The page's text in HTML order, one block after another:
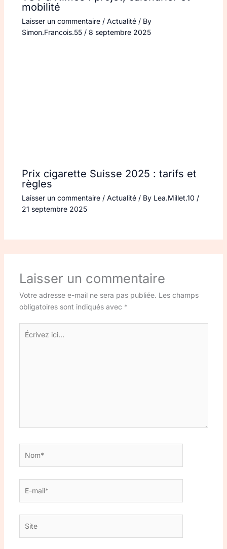
mobilité
Laisser un commentaire / Actualité/ By
Simon.Francois.55 / 8 septembre 2025
Prix cigarette Suisse 2025 : tarifs et
règles
Laisser un commentaire / Actualité/ By Lea.Millet.10 /
21 septembre 2025
Laisser un commentaire
Votre adresse e-mail ne sera pas publiée. Les champs
obligatoires sont indiqués avec *
Écrivez
ici…
mail*